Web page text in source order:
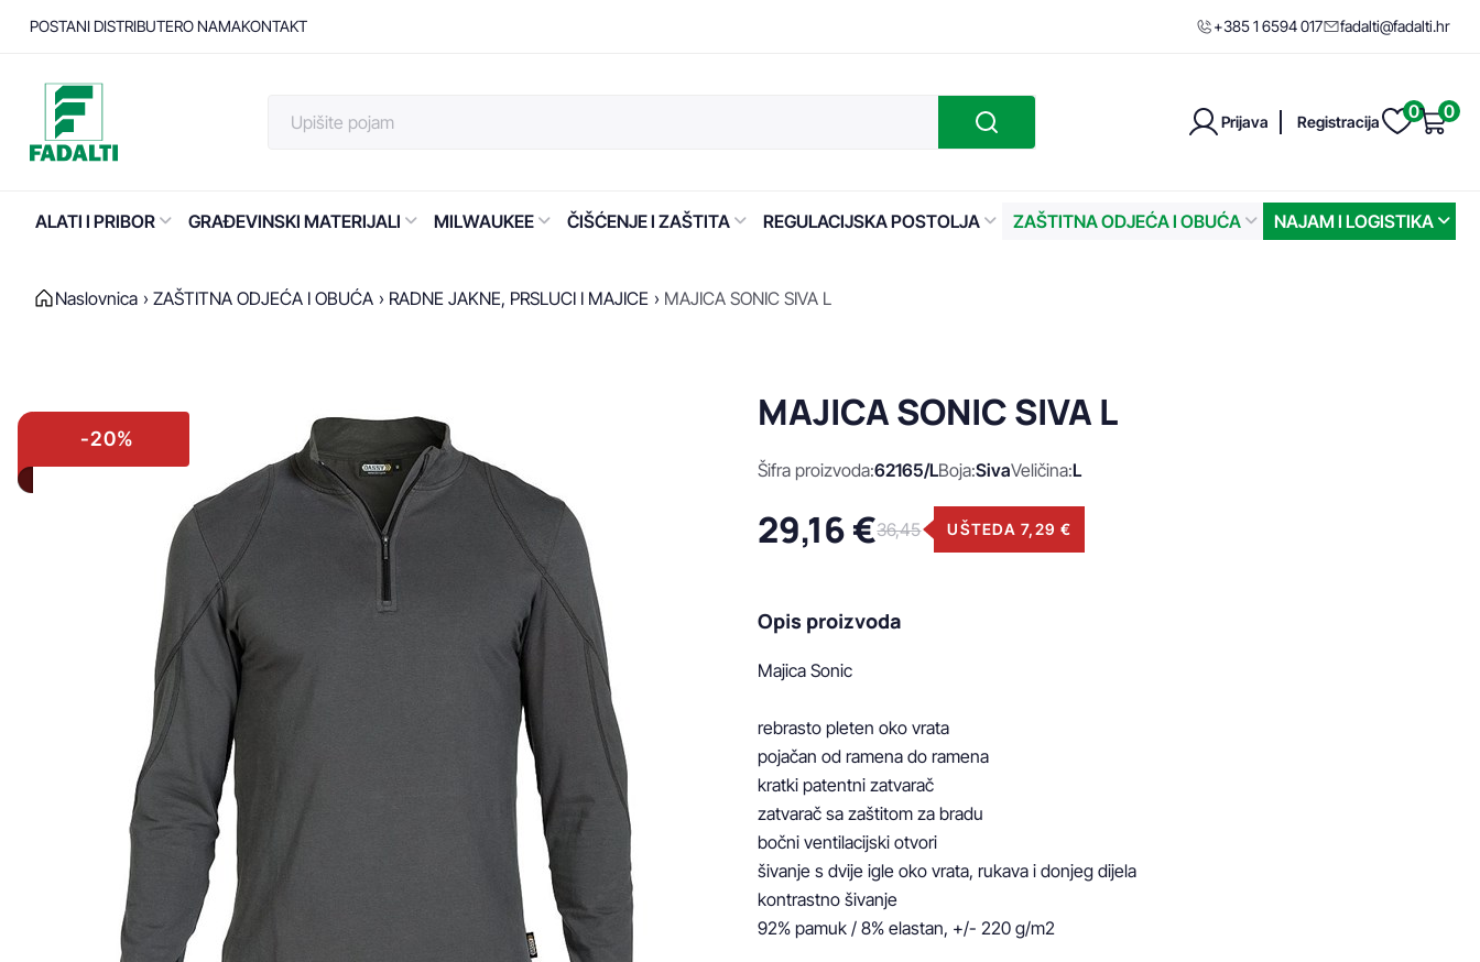
POSTANI DISTRIBUTERO NAMAKONTAKT +385 1 6594 017 fadalti@fadalti.hr
Prijava Registracija 0 0
ALATI I PRIBOR GRAĐEVINSKI MATERIJALI MILWAUKEE ČIŠĆENJE I ZAŠTITA REGULACIJSKA POSTOLJA ZAŠTITNA ODJEĆA I OBUĆA NAJAM I LOGISTIKA
Naslovnica ZAŠTITNA ODJEĆA I OBUĆA RADNE JAKNE, PRSLUCI I MAJICE MAJICA SONIC SIVA L
-20%
MAJICA SONIC SIVA L
Šifra proizvoda:62165/LBoja:SivaVeličina:L
29,16 €36,45 UŠTEDA 7,29 €
Opis proizvoda
Majica Sonic
rebrasto pleten oko vrata
pojačan od ramena do ramena
kratki patentni zatvarač
zatvarač sa zaštitom za bradu
bočni ventilacijski otvori
šivanje s dvije igle oko vrata, rukava i donjeg dijela
kontrastno šivanje
92% pamuk / 8% elastan, +/- 220 g/m2